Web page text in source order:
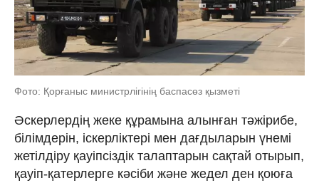
Фото: Қорғаныс министрлігінің баспасөз қызметі
Әскерлердің жеке құрамына алынған тәжірибе,
білімдерін, іскерліктері мен дағдыларын үнемі
жетілдіру қауіпсіздік талаптарын сақтай отырып,
қауіп-қатерлерге кәсіби және жедел ден қоюға